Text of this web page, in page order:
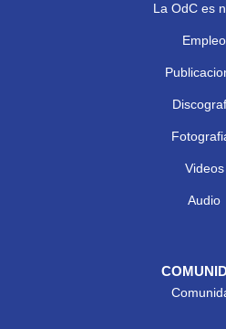
La OdC es
Empleo
Videos
Audio